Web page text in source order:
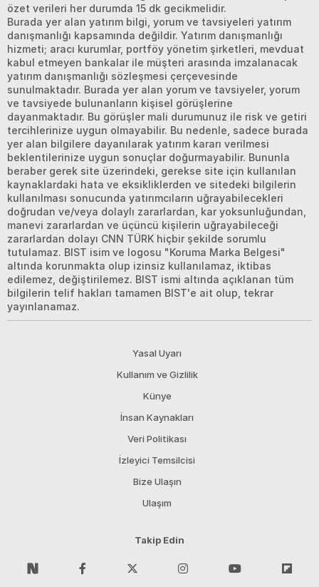
özet verileri her durumda 15 dk gecikmelidir.
Burada yer alan yatırım bilgi, yorum ve tavsiyeleri yatırım
danışmanlığı kapsamında değildir. Yatırım danışmanlığı
hizmeti; aracı kurumlar, portföy yönetim şirketleri, mevduat
kabul etmeyen bankalar ile müşteri arasında imzalanacak
yatırım danışmanlığı sözleşmesi çerçevesinde
sunulmaktadır. Burada yer alan yorum ve tavsiyeler, yorum
ve tavsiyede bulunanların kişisel görüşlerine
dayanmaktadır. Bu görüşler mali durumunuz ile risk ve getiri
tercihlerinize uygun olmayabilir. Bu nedenle, sadece burada
yer alan bilgilere dayanılarak yatırım kararı verilmesi
beklentilerinize uygun sonuçlar doğurmayabilir. Bununla
beraber gerek site üzerindeki, gerekse site için kullanılan
kaynaklardaki hata ve eksikliklerden ve sitedeki bilgilerin
kullanılması sonucunda yatırımcıların uğrayabilecekleri
doğrudan ve/veya dolaylı zararlardan, kar yoksunluğundan,
manevi zararlardan ve üçüncü kişilerin uğrayabileceği
zararlardan dolayı CNN TÜRK hiçbir şekilde sorumlu
tutulamaz. BIST isim ve logosu "Koruma Marka Belgesi"
altında korunmakta olup izinsiz kullanılamaz, iktibas
edilemez, değiştirilemez. BIST ismi altında açıklanan tüm
bilgilerin telif hakları tamamen BIST'e ait olup, tekrar
yayınlanamaz.
Yasal Uyarı
Kullanım ve Gizlilik
Künye
İnsan Kaynakları
Veri Politikası
İzleyici Temsilcisi
Bize Ulaşın
Ulaşım
Takip Edin